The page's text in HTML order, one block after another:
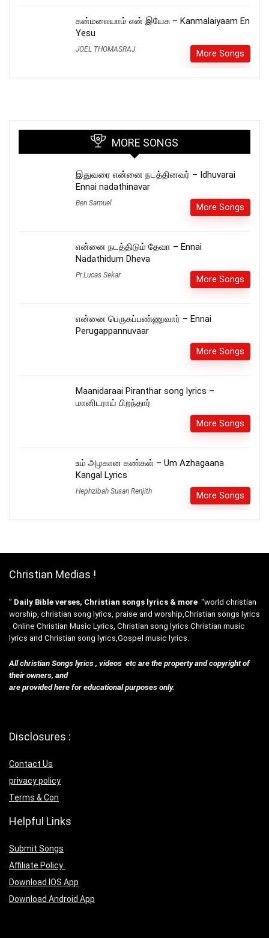
கன்மலையாம் என் இயேசு – Kanmalaiyaam En
Yesu
JOEL THOMASRAJ More Songs
MORE SONGS
இதுவரை என்னை நடத்தினவர் – Idhuvarai
Ennai nadathinavar
Ben Samuel More Songs
என்னை நடத்திடும் தேவா – Ennai
Nadathidum Dheva
Pr.Lucas Sekar More Songs
என்னை பெருகப்பண்ணுவார் – Ennai
Perugappannuvaar
More Songs
Maanidaraai Piranthar song lyrics –
மானிடராய் பிறந்தார்
More Songs
உம் அழகான கண்கள் – Um Azhagaana
Kangal Lyrics
Hephzibah Susan Renjith More Songs
Christian Medias !
” Daily Bible verses, Christian songs lyrics & more “world christian
worship, christian song lyrics, praise and worship,Christian songs lyrics
. Online Christian Music Lyrics, Christian song lyrics Christian music
lyrics and Christian song lyrics,Gospel music lyrics.
All christian Songs lyrics , videos etc are the property and copyright of
their owners, and
are provided here for educational purposes only.
Disclosures :
Contact Us
privacy policy
Terms & Con
Helpful Links
Submit Songs
Affiliate Policy
Download IOS App
Download Android App